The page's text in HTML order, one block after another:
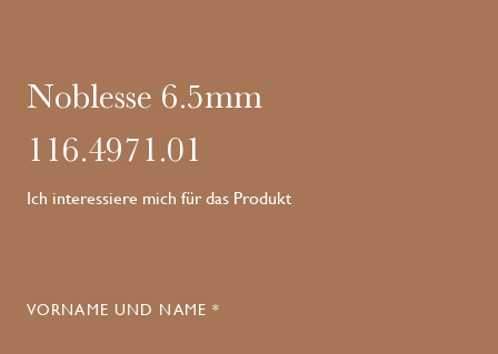
Noblesse 6.5mm
116.4971.01
Ich interessiere mich für das Produkt
VORNAME UND NAME *